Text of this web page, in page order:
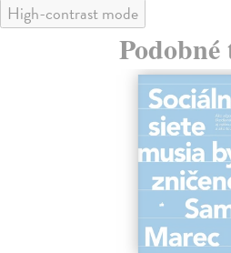
High-contrast mode